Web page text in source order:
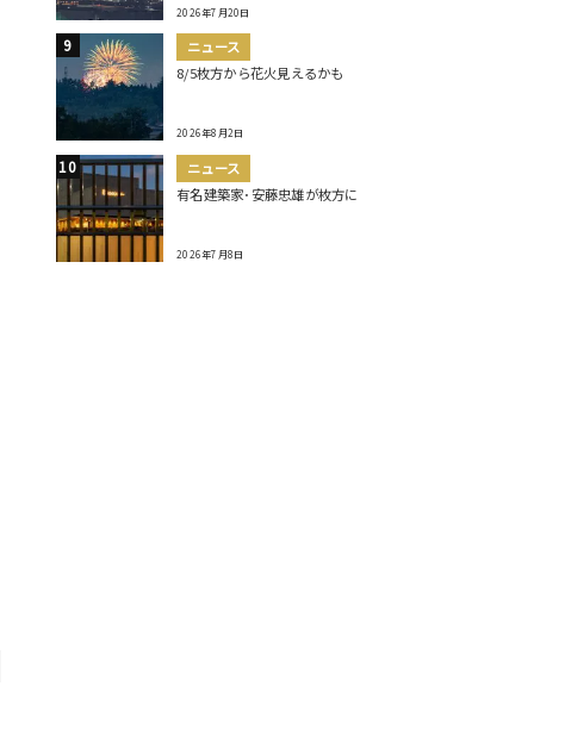
2026年7月20日
ニュース
8/5枚方から花火見えるかも
2026年8月2日
ニュース
有名建築家･安藤忠雄が枚方に
2026年7月8日